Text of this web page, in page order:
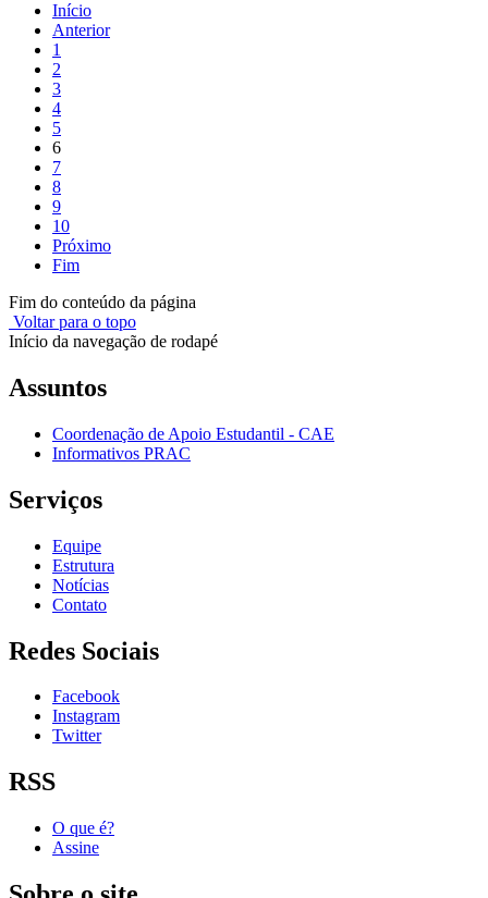
Início
Anterior
1
2
3
4
5
6
7
8
9
10
Próximo
Fim
Fim do conteúdo da página
Voltar para o topo
Início da navegação de rodapé
Assuntos
Coordenação de Apoio Estudantil - CAE
Informativos PRAC
Serviços
Equipe
Estrutura
Notícias
Contato
Redes Sociais
Facebook
Instagram
Twitter
RSS
O que é?
Assine